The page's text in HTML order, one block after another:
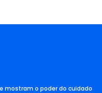
mostram o poder do cuidado